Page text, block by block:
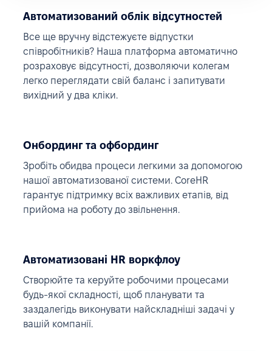
Автоматизований облік відсутностей
Все ще вручну відстежуєте відпустки
співробітників? Наша платформа автоматично
розраховує відсутності, дозволяючи колегам
легко переглядати свій баланс і запитувати
вихідний у два кліки.
Онбординг та офбординг
Зробіть обидва процеси легкими за допомогою
нашої автоматизованої системи. CoreHR
гарантує підтримку всіх важливих етапів, від
прийома на роботу до звільнення.
Автоматизовані HR воркфлоу
Створюйте та керуйте робочими процесами
будь-якої складності, щоб планувати та
заздалегідь виконувати найскладніші задачі у
вашій компанії.